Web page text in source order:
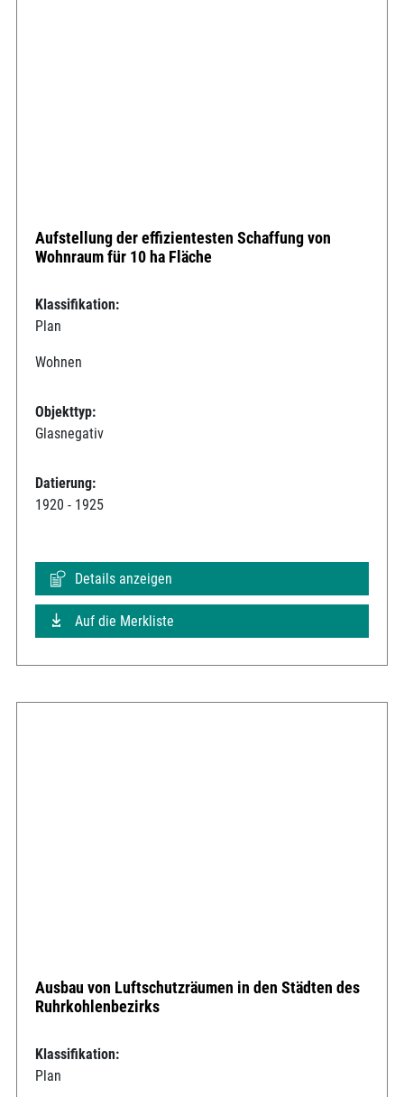
Aufstellung der effizientesten Schaffung von
Wohnraum für 10 ha Fläche
Klassifikation:
Plan
Wohnen
Objekttyp:
Glasnegativ
Datierung:
1920 - 1925
Details anzeigen
Auf die Merkliste
Ausbau von Luftschutzräumen in den Städten des
Ruhrkohlenbezirks
Klassifikation:
Plan